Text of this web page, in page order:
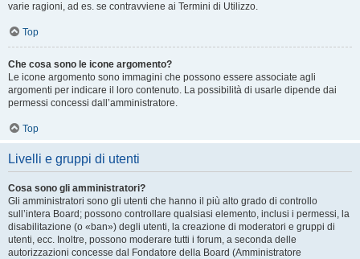
varie ragioni, ad es. se contravviene ai Termini di Utilizzo.
Top
Che cosa sono le icone argomento?
Le icone argomento sono immagini che possono essere associate agli
argomenti per indicare il loro contenuto. La possibilità di usarle dipende dai
permessi concessi dall’amministratore.
Top
Livelli e gruppi di utenti
Cosa sono gli amministratori?
Gli amministratori sono gli utenti che hanno il più alto grado di controllo
sull’intera Board; possono controllare qualsiasi elemento, inclusi i permessi, la
disabilitazione (o «ban») degli utenti, la creazione di moderatori e gruppi di
utenti, ecc. Inoltre, possono moderare tutti i forum, a seconda delle
autorizzazioni concesse dal Fondatore della Board (Amministratore